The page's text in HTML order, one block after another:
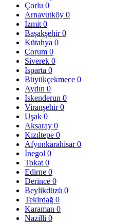
Çorlu 0
Arnavutköy 0
İzmit 0
Başakşehir0
Kütahya 0
Çorum 0
Siverek 0
Isparta 0
Büyükçekmece 0
Aydın 0
İskenderun 0
Viranşehir0
Uşak 0
Aksaray 0
Kızıltepe 0
Afyonkarahisar0
İnegol 0
Tokat 0
Edirne 0
Derince 0
Beylikdüzü 0
Tekirdağ 0
Karaman 0
Nazilli 0